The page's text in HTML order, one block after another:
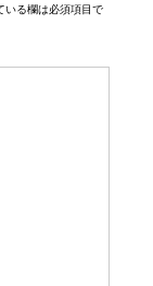
いる欄は必須項目で